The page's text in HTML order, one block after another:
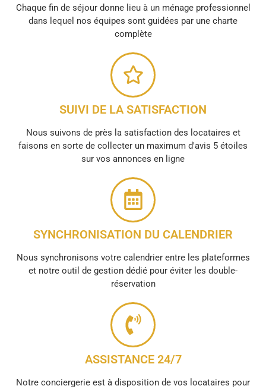
Chaque fin de séjour donne lieu à un ménage professionnel
dans lequel nos équipes sont guidées par une charte
complète
SUIVI DE LA SATISFACTION
Nous suivons de près la satisfaction des locataires et
faisons en sorte de collecter un maximum d'avis 5 étoiles
sur vos annonces en ligne
SYNCHRONISATION DU CALENDRIER
Nous synchronisons votre calendrier entre les plateformes
et notre outil de gestion dédié pour éviter les double-
réservation
ASSISTANCE 24/7
Notre conciergerie est à disposition de vos locataires pour